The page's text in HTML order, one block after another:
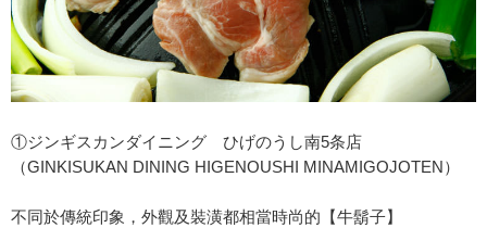
①ジンギスカンダイニング ひげのうし南5条店
（GINKISUKAN DINING HIGENOUSHI MINAMIGOJOTEN）
不同於傳統印象，外觀及裝潢都相當時尚的【牛鬍子】